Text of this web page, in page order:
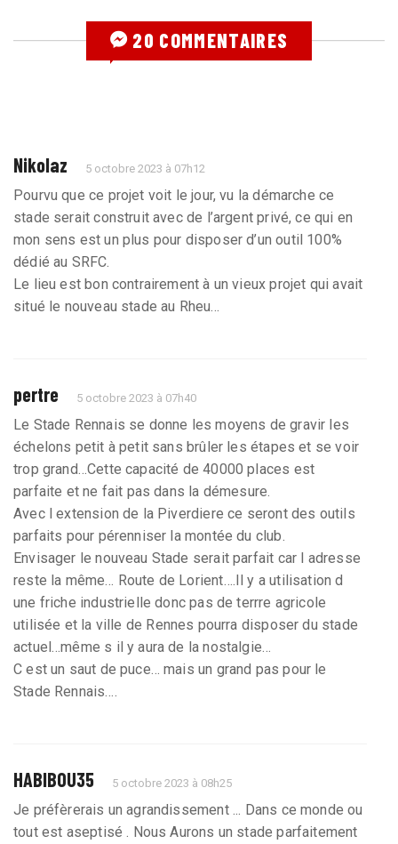
20 COMMENTAIRES
Nikolaz 5 octobre 2023 à 07h12
Pourvu que ce projet voit le jour, vu la démarche ce
stade serait construit avec de l’argent privé, ce qui en
mon sens est un plus pour disposer d’un outil 100%
dédié au SRFC.
Le lieu est bon contrairement à un vieux projet qui avait
situé le nouveau stade au Rheu...
pertre 5 octobre 2023 à 07h40
Le Stade Rennais se donne les moyens de gravir les
échelons petit à petit sans brûler les étapes et se voir
trop grand…Cette capacité de 40000 places est
parfaite et ne fait pas dans la démesure.
Avec l extension de la Piverdiere ce seront des outils
parfaits pour pérenniser la montée du club.
Envisager le nouveau Stade serait parfait car l adresse
reste la même… Route de Lorient….Il y a utilisation d
une friche industrielle donc pas de terrre agricole
utilisée et la ville de Rennes pourra disposer du stade
actuel…même s il y aura de la nostalgie…
C est un saut de puce… mais un grand pas pour le
Stade Rennais….
HABIBOU35 5 octobre 2023 à 08h25
Je préfèrerais un agrandissement ... Dans ce monde ou
tout est aseptisé . Nous Aurons un stade parfaitement